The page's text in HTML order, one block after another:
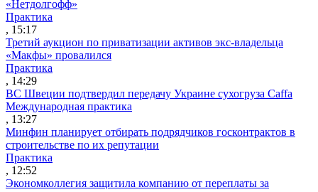
«Нетдолгофф»
Практика
, 15:17
Третий аукцион по приватизации активов экс-владельца
«Макфы» провалился
Практика
, 14:29
ВС Швеции подтвердил передачу Украине сухогруза Caffa
Международная практика
, 13:27
Минфин планирует отбирать подрядчиков госконтрактов в
строительстве по их репутации
Практика
, 12:52
Экономколлегия защитила компанию от переплаты за